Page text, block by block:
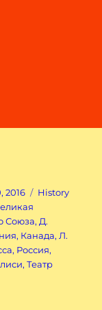
2016 Categories
History
Союза, Д.
, Канада, Л.
, Россия,
,Театр